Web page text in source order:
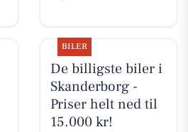
BILER
De billigste biler i
Skanderborg -
Priser helt ned til
15.000 kr!